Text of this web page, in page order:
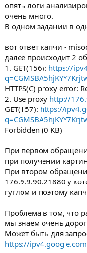
опять логи
очень много.
В одном задании в
вот ответ капчи -
далее происходит 2
1. GET(156): https://
HTTPS(C) proxy error:
2. Use proxy http://
GET(157): https://
Forbidden (0 KB)
При первом
при получении
При втором
176.9.9.90:21880 у
гуглом и поэтому
Проблема в том, что
мы знаем очень
Может быть для
https://